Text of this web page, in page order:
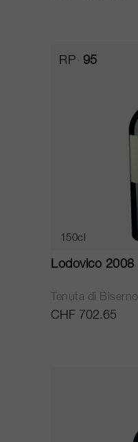
RP 95
150cl
Lodovico 2008
Tenuta di Biserno
CHF 702.65